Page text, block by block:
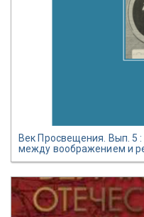
Век Просвещения. Вып. 5
между воображением и